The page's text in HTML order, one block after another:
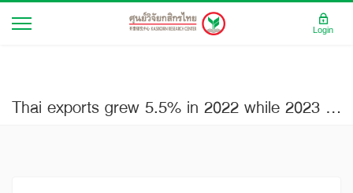
Thai exports grew 5.5% in 2022 while 2023 shipments projected to shrink at 0.5% despite China’s reopening (Business Brief No.3989)
Login